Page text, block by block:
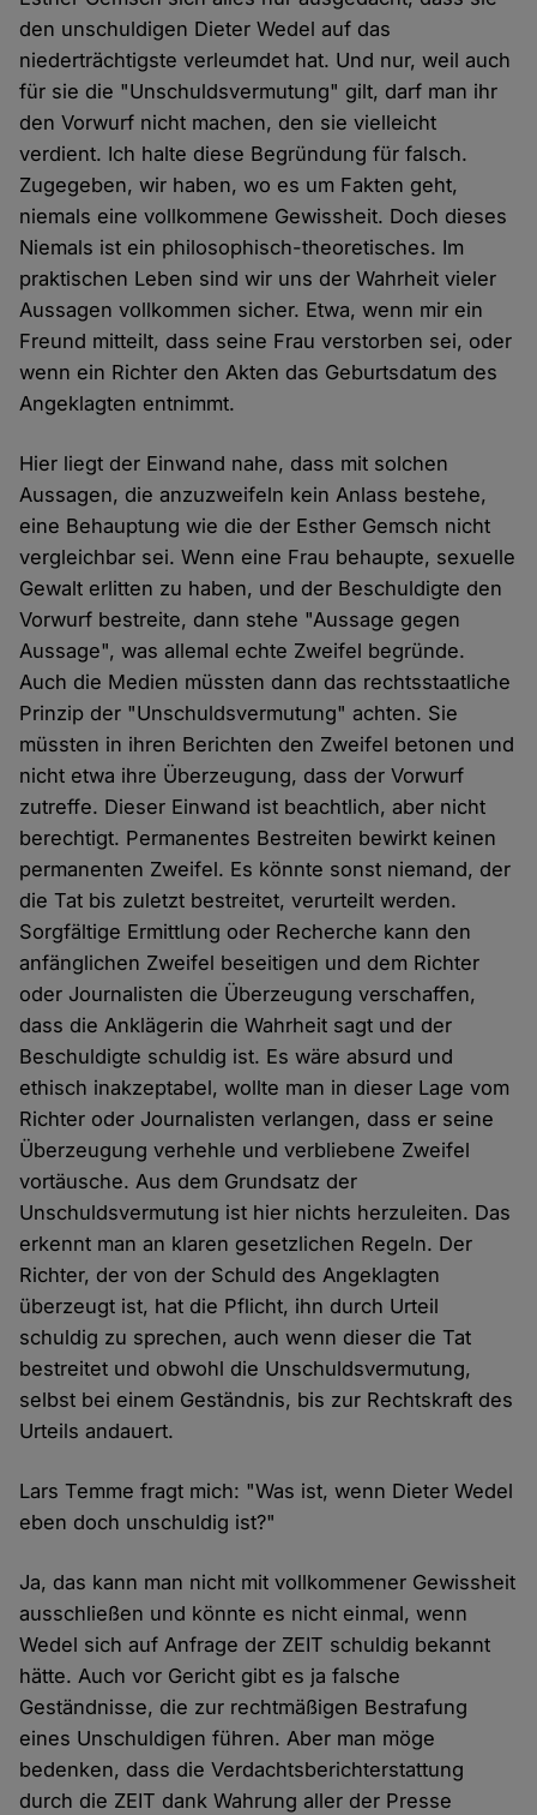
den unschuldigen Dieter Wedel auf das
niederträchtigste verleumdet hat. Und nur, weil auch
für sie die "Unschuldsvermutung" gilt, darf man ihr
den Vorwurf nicht machen, den sie vielleicht
verdient. Ich halte diese Begründung für falsch.
Zugegeben, wir haben, wo es um Fakten geht,
niemals eine vollkommene Gewissheit. Doch dieses
Niemals ist ein philosophisch-theoretisches. Im
praktischen Leben sind wir uns der Wahrheit vieler
Aussagen vollkommen sicher. Etwa, wenn mir ein
Freund mitteilt, dass seine Frau verstorben sei, oder
wenn ein Richter den Akten das Geburtsdatum des
Angeklagten entnimmt.
Hier liegt der Einwand nahe, dass mit solchen
Aussagen, die anzuzweifeln kein Anlass bestehe,
eine Behauptung wie die der Esther Gemsch nicht
vergleichbar sei. Wenn eine Frau behaupte, sexuelle
Gewalt erlitten zu haben, und der Beschuldigte den
Vorwurf bestreite, dann stehe "Aussage gegen
Aussage", was allemal echte Zweifel begründe.
Auch die Medien müssten dann das rechtsstaatliche
Prinzip der "Unschuldsvermutung" achten. Sie
müssten in ihren Berichten den Zweifel betonen und
nicht etwa ihre Überzeugung, dass der Vorwurf
zutreffe. Dieser Einwand ist beachtlich, aber nicht
berechtigt. Permanentes Bestreiten bewirkt keinen
permanenten Zweifel. Es könnte sonst niemand, der
die Tat bis zuletzt bestreitet, verurteilt werden.
Sorgfältige Ermittlung oder Recherche kann den
anfänglichen Zweifel beseitigen und dem Richter
oder Journalisten die Überzeugung verschaffen,
dass die Anklägerin die Wahrheit sagt und der
Beschuldigte schuldig ist. Es wäre absurd und
ethisch inakzeptabel, wollte man in dieser Lage vom
Richter oder Journalisten verlangen, dass er seine
Überzeugung verhehle und verbliebene Zweifel
vortäusche. Aus dem Grundsatz der
Unschuldsvermutung ist hier nichts herzuleiten. Das
erkennt man an klaren gesetzlichen Regeln. Der
Richter, der von der Schuld des Angeklagten
überzeugt ist, hat die Pflicht, ihn durch Urteil
schuldig zu sprechen, auch wenn dieser die Tat
bestreitet und obwohl die Unschuldsvermutung,
selbst bei einem Geständnis, bis zur Rechtskraft des
Urteils andauert.
Lars Temme fragt mich: "Was ist, wenn Dieter Wedel
eben doch unschuldig ist?"
Ja, das kann man nicht mit vollkommener Gewissheit
ausschließen und könnte es nicht einmal, wenn
Wedel sich auf Anfrage der ZEIT schuldig bekannt
hätte. Auch vor Gericht gibt es ja falsche
Geständnisse, die zur rechtmäßigen Bestrafung
eines Unschuldigen führen. Aber man möge
bedenken, dass die Verdachtsberichterstattung
durch die ZEIT dank Wahrung aller der Presse